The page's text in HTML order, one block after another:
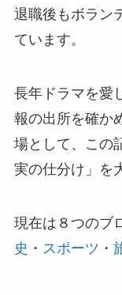
退職後もボラン
ています。
長年ドラマを愛
報の出所を確か
場として、この
実の仕分け」を
現在は８つのブ
史 ・ スポーツ ・